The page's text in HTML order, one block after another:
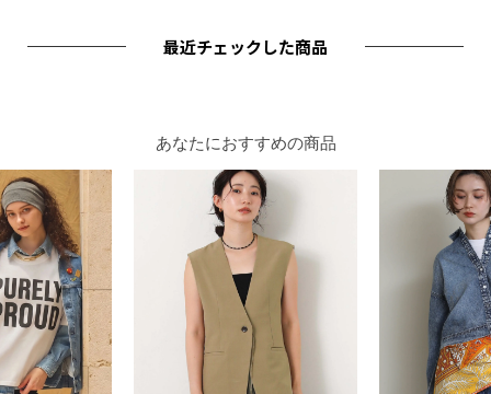
最近チェックした商品
あなたにおすすめの商品